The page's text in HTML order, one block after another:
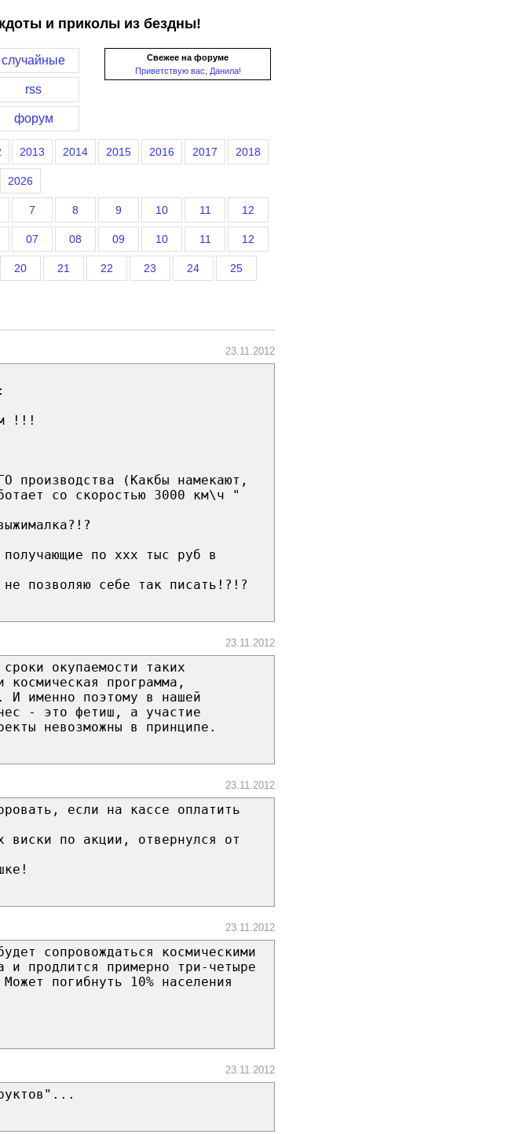
и приколы из бездны!
Свежее на форуме
Приветствую вас, Данила!
случайные
rss
форум
2013 2014 2015 2016 2017 2018
2026
7 8 9 10 11 12
07 08 09 10 11 12
20 21 22 23 24 25
23.11.2012
!!!
производства (Какбы намекают,
со скоростью 3000 км\ч "
по ххх тыс руб в
позволяю себе так писать!?!?
23.11.2012
окупаемости таких
программа,
И именно поэтому в нашей
- это фетиш, а участие
невозможны в принципе.
23.11.2012
если на кассе оплатить
по акции, отвернулся от
23.11.2012
сопровождаться космическими
и продлится примерно три-четыре
погибнуть 10% населения
23.11.2012